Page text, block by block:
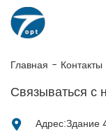
Главная - Контакты
Связываться с
Адрес:Здание